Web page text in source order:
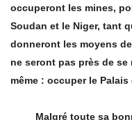
occuperont les mines,
Soudan et le Niger, tant
donneront les moyens
ne seront pas près de
même : occuper le
Malgré toute sa